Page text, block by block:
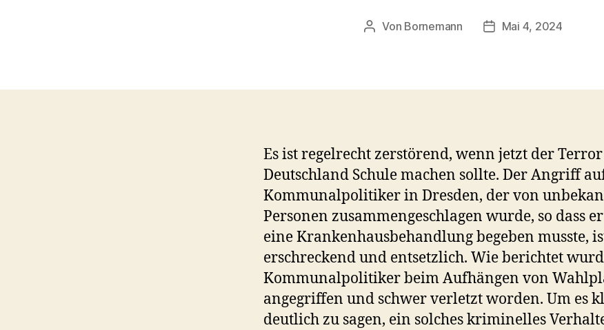
Beitragsautor
Von Bornemann Veröffentlichungsdatum
Mai 4, 2024
Es ist regelrecht zerstörend, wenn jetzt der
Deutschland Schule machen sollte. Der Angriff
Kommunalpolitiker in Dresden, der von
Personen zusammengeschlagen wurde, so dass
eine Krankenhausbehandlung begeben musste,
erschreckend und entsetzlich. Wie berichtet
Kommunalpolitiker beim Aufhängen von
angegriffen und schwer verletzt worden. Um es
deutlich zu sagen, ein solches kriminelles